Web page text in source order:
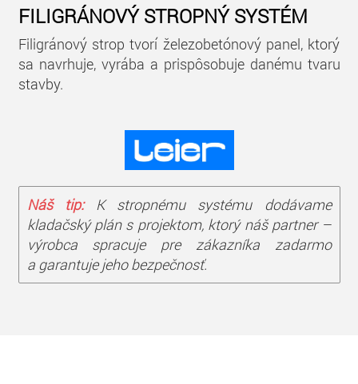
FILIGRÁNOVÝ STROPNÝ SYSTÉM
Filigránový strop tvorí železobetónový panel, ktorý
sa navrhuje, vyrába a prispôsobuje danému tvaru
stavby.
Náš tip: K stropnému systému dodávame
kladačský plán s projektom, ktorý náš partner –
výrobca spracuje pre zákazníka zadarmo
a garantuje jeho bezpečnosť.